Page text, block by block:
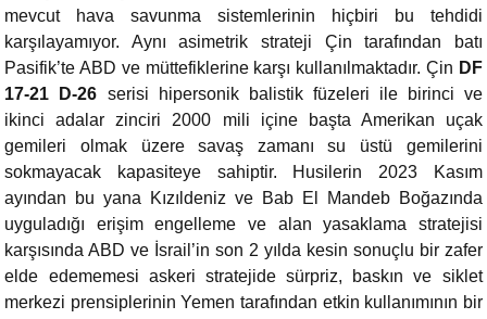
mevcut hava savunma sistemlerinin hiçbiri bu tehdidi
karşılayamıyor. Aynı asimetrik strateji Çin tarafından batı
Pasifik’te ABD ve müttefiklerine karşı kullanılmaktadır. Çin DF
17-21 D-26 serisi hipersonik balistik füzeleri ile birinci ve
ikinci adalar zinciri 2000 mili içine başta Amerikan uçak
gemileri olmak üzere savaş zamanı su üstü gemilerini
sokmayacak kapasiteye sahiptir. Husilerin 2023 Kasım
ayından bu yana Kızıldeniz ve Bab El Mandeb Boğazında
uyguladığı erişim engelleme ve alan yasaklama stratejisi
karşısında ABD ve İsrail’in son 2 yılda kesin sonuçlu bir zafer
elde edememesi askeri stratejide sürpriz, baskın ve siklet
merkezi prensiplerinin Yemen tarafından etkin kullanımının bir